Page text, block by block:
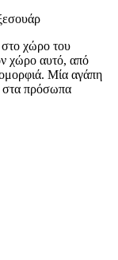
στο χώρο του
χώρο αυτό, από
Μία αγάπη
στα πρόσωπα